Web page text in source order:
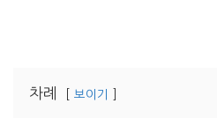
차례 보이기